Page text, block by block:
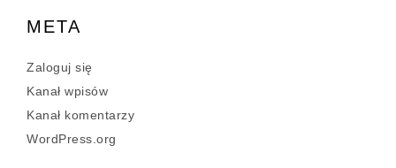
META
Zaloguj się
Kanał wpisów
Kanał komentarzy
WordPress.org